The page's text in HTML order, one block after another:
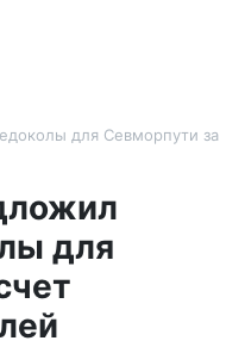
для Севморпути за
для